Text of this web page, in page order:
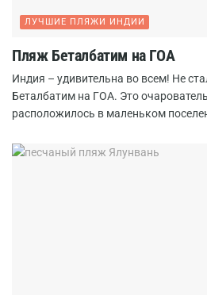
ЛУЧШИЕ ПЛЯЖИ ИНДИИ
Пляж Беталбатим на ГОА
Индия – удивительна во всем! Не
Беталбатим на ГОА. Это
расположилось в маленьком